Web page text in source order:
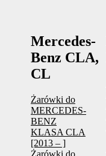
Mercedes-
Benz CLA,
CL
Żarówki do
MERCEDES-
BENZ
KLASA CLA
[2013 – ]